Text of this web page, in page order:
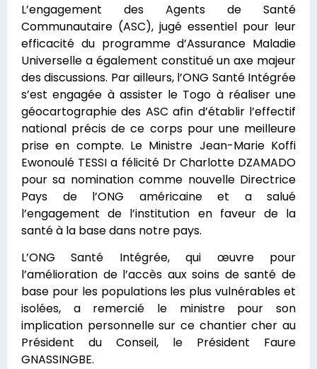
L’engagement des Agents de Santé
Communautaire (ASC), jugé essentiel pour leur
efficacité du programme d’Assurance Maladie
Universelle a également constitué un axe majeur
des discussions. Par ailleurs, l’ONG Santé Intégrée
s’est engagée à assister le Togo à réaliser une
géocartographie des ASC afin d’établir l’effectif
national précis de ce corps pour une meilleure
prise en compte. Le Ministre Jean-Marie Koffi
Ewonoulé TESSI a félicité Dr Charlotte DZAMADO
pour sa nomination comme nouvelle Directrice
Pays de l’ONG américaine et a salué
l’engagement de l’institution en faveur de la
santé à la base dans notre pays.
L’ONG Santé Intégrée, qui œuvre pour
l’amélioration de l’accès aux soins de santé de
base pour les populations les plus vulnérables et
isolées, a remercié le ministre pour son
implication personnelle sur ce chantier cher au
Président du Conseil, le Président Faure
GNASSINGBE.